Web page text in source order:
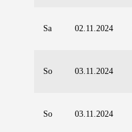
Sa 02.11.2024
So 03.11.2024
So 03.11.2024